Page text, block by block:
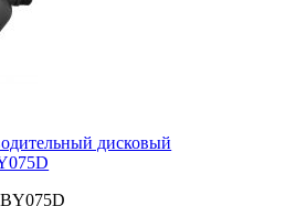
дисковый